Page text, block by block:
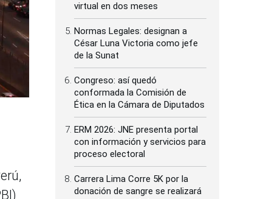
virtual en dos meses
Normas Legales: designan a
César Luna Victoria como jefe
de la Sunat
Congreso: así quedó
conformada la Comisión de
Ética en la Cámara de Diputados
ERM 2026: JNE presenta portal
con información y servicios para
proceso electoral
Carrera Lima Corre 5K por la
donación de sangre se realizará